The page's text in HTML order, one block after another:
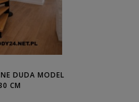
DUDA MODEL
CM